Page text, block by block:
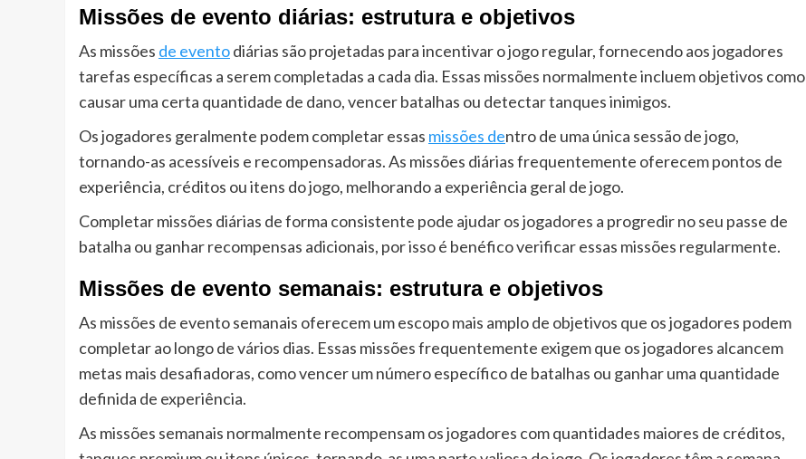
Missões de evento diárias: estrutura e objetivos
As missões de eventodiárias são projetadas para incentivar o jogo regular, fornecendo aos jogadores
tarefas específicas a serem completadas a cada dia. Essas missões normalmente incluem objetivos como
causar uma certa quantidade de dano, vencer batalhas ou detectar tanques inimigos.
Os jogadores geralmente podem completar essas missões dentro de uma única sessão de jogo,
tornando-as acessíveis e recompensadoras. As missões diárias frequentemente oferecem pontos de
experiência, créditos ou itens do jogo, melhorando a experiência geral de jogo.
Completar missões diárias de forma consistente pode ajudar os jogadores a progredir no seu passe de
batalha ou ganhar recompensas adicionais, por isso é benéfico verificar essas missões regularmente.
Missões de evento semanais: estrutura e objetivos
As missões de evento semanais oferecem um escopo mais amplo de objetivos que os jogadores podem
completar ao longo de vários dias. Essas missões frequentemente exigem que os jogadores alcancem
metas mais desafiadoras, como vencer um número específico de batalhas ou ganhar uma quantidade
definida de experiência.
As missões semanais normalmente recompensam os jogadores com quantidades maiores de créditos,